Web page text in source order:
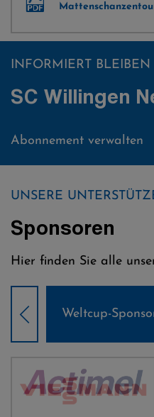
INFORMIERT BLEIBEN
SC Willingen
Abonnement verwalten
UNSERE
Sponsoren
Hier finden Sie alle
Weltcup-